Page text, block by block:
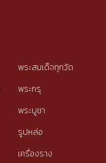
พระสมเด็จทุกวัด
พระกรุ
พระบูชา
รูปหล่อ
เครื่องราง